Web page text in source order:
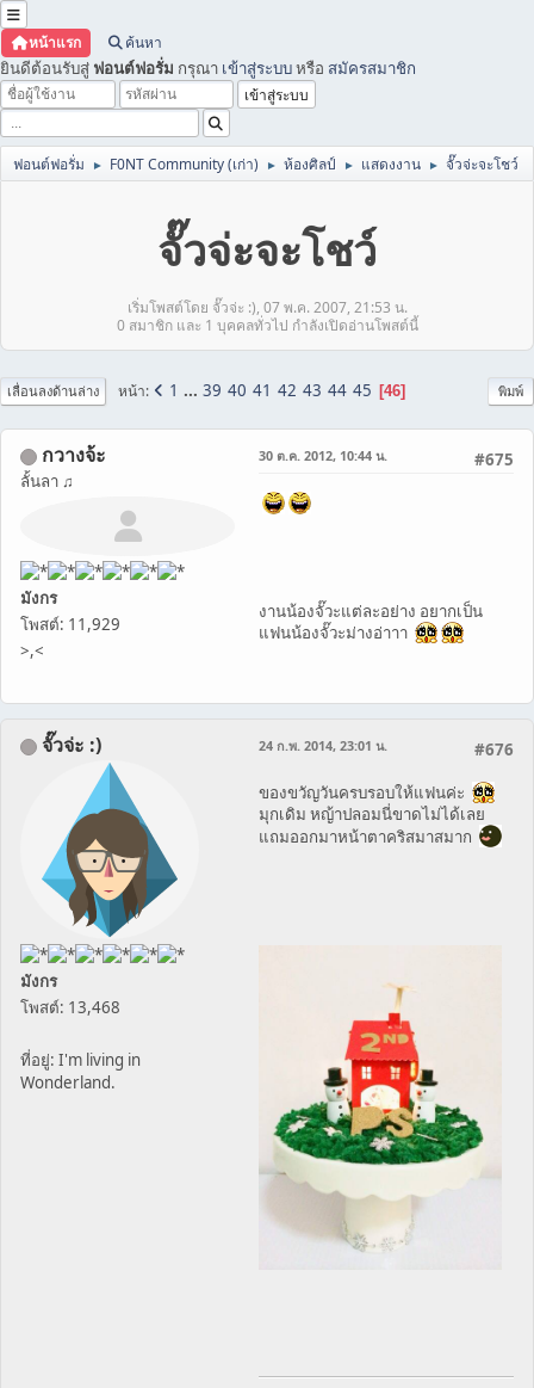
หน้าแรก ค้นหา
ยินดีต้อนรับสู่ ฟอนต์ฟอรั่ม กรุณา เข้าสู่ระบบหรือ สมัครสมาชิก
ฟอนต์ฟอรั่ม ► F0NT Community (เก่า) ► ห้องศิลป์ ► แสดงงาน ► จั๊วจ่ะจะโชว์
จั๊วจ่ะจะโชว์
เริ่มโพสต์โดย จั๊วจ่ะ :), 07 พ.ค. 2007, 21:53 น.
0 สมาชิก และ 1 บุคคลทั่วไป กำลังเปิดอ่านโพสต์นี้
พิมพ์
เลื่อนลงด้านล่าง หน้า 1 ... 39 40 41 42 43 44 45 46
กวางจ้ะ
ลั้นลา ♫
มังกร
โพสต์: 11,929
>,<
#675
30 ต.ค. 2012, 10:44 น.
งานน้องจั๊วะแต่ละอย่าง อยากเป็น
แฟนน้องจั๊วะม่างอ่าาา
จั๊วจ่ะ :)
มังกร
โพสต์: 13,468
ที่อยู่: I'm living in
Wonderland.
#676
24 ก.พ. 2014, 23:01 น.
ของขวัญวันครบรอบให้แฟนค่ะ
มุกเดิม หญ้าปลอมนี่ขาดไม่ได้เลย
แถมออกมาหน้าตาคริสมาสมาก